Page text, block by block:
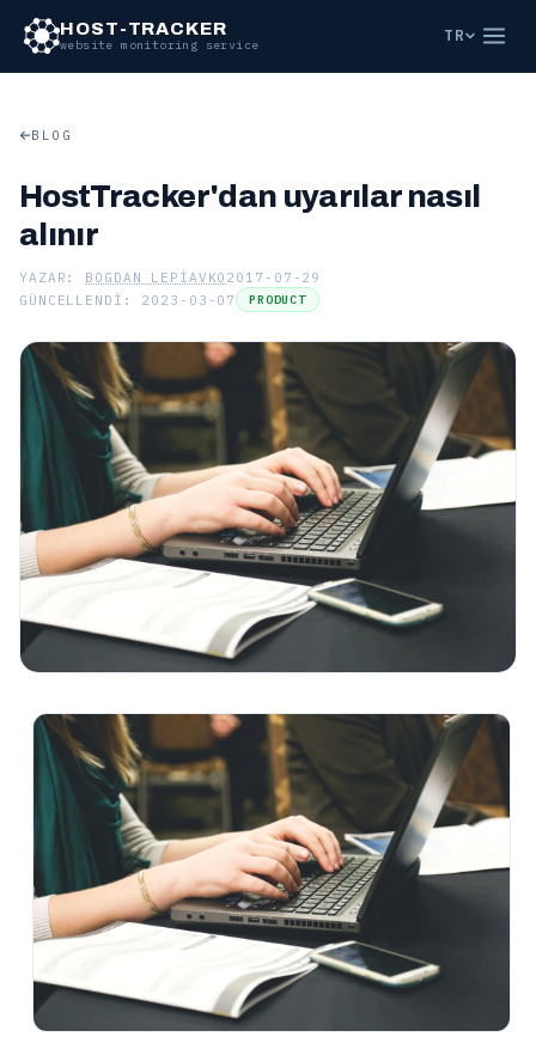
HOST-TRACKER
website monitoring service
TR
BLOG
HostTracker'dan uyarılar nasıl
alınır
YAZAR: BOGDAN LEPIAVKO 2017-07-29
GÜNCELLENDI: 2023-03-07
PRODUCT